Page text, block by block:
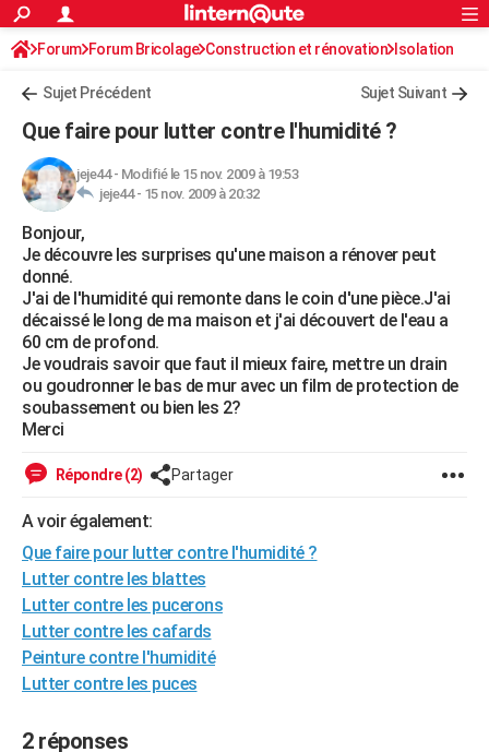
ACTUALITÉS
Politique
Société
Faits Divers
Education
Monde
Villes
+
FINANCE
Retraite
Impôts
Epargne
Immobilier
Risques naturels par ville
Banque
Assurance
Crédit
AUTO
Essais
Réserver un essai
Citadines
Berlines
SUV
Forum auto
+HIGH-TECH
Mobiles
Meilleur smartphone
Internet
Ordinateurs
Jeux vidéo
Guide high-tech
+BRICOLAGE
Forum
Aménagement intérieur
Extérieur
Cuisine
Salle de bains
Jardinage
Rangement
WEEK-END
Guides de France
Patrimoine
Expositions
Week-end nature
LIFESTYLE
Art de vivre
Bien-être
Loisirs
ModeModes de vie
SANTE
Alimentation
Guide de la santé
Maladies
Médicaments
Sommeil
VOYAGE
Destinations
City break
Voyage nature
Voyage de noces
Forum
Climat
PHOTO
GUIDES D'ACHAT
BONS PLANS
CARTE DE VOEUX
Carte de Noël
Carte Bonne année
Carte Saint-Valentin
Carte Pâques
Carte d'anniversaire
DICTIONNAIRE
Dictionnaire
Biographies
Citations
Expressions
Proverbes
PROGRAMME TV
Rechercher
S'inscrire
Connexion
Forum Forum Bricolage Construction et rénovation Isolation
Sujet Précédent Sujet Suivant
Que faire pour lutter contre l'humidité ?
jeje44- Modifié le 15 nov. 2009 à 19:53
jeje44 - 15 nov. 2009 à 20:32
Bonjour,
Je découvre les surprises qu'une maison a rénover peut
donné.
J'ai de l'humidité qui remonte dans le coin d'une pièce.J'ai
décaissé le long de ma maison et j'ai découvert de l'eau a
60 cm de profond.
Je voudrais savoir que faut il mieux faire, mettre un drain
ou goudronner le bas de mur avec un film de protection de
soubassement ou bien les 2?
Merci
Répondre (2) Partager
A voir également:
Que faire pour lutter contre l'humidité ?
Lutter contre les blattes
Lutter contre les pucerons
Lutter contre les cafards
Peinture contre l'humidité
Lutter contre les puces
2 réponses